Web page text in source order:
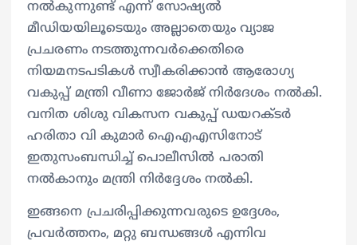
നല്‍കുന്നുണ്ട് എന്ന് സോഷ്യല്‍
മീഡിയയിലൂടെയും അല്ലാതെയും വ്യാജ
പ്രചരണം നടത്തുന്നവര്‍ക്കെതിരെ
നിയമനടപടികള്‍ സ്വീകരിക്കാന്‍ ആരോഗ്യ
വകുപ്പ് മന്ത്രി വീണാ ജോര്‍ജ് നിര്‍ദേശം നല്‍കി.
വനിത ശിശു വികസന വകുപ്പ് ഡയറക്ടര്‍
ഹരിതാ വി കുമാര്‍ ഐഎഎസിനോട്
ഇതുസംബന്ധിച്ച് പൊലീസില്‍ പരാതി
നല്‍കാനും മന്ത്രി നിര്‍ദ്ദേശം നല്‍കി.
ഇങ്ങനെ പ്രചരിപ്പിക്കുന്നവരുടെ ഉദ്ദേശം,
പ്രവര്‍ത്തനം, മറ്റു ബന്ധങ്ങള്‍ എന്നിവ